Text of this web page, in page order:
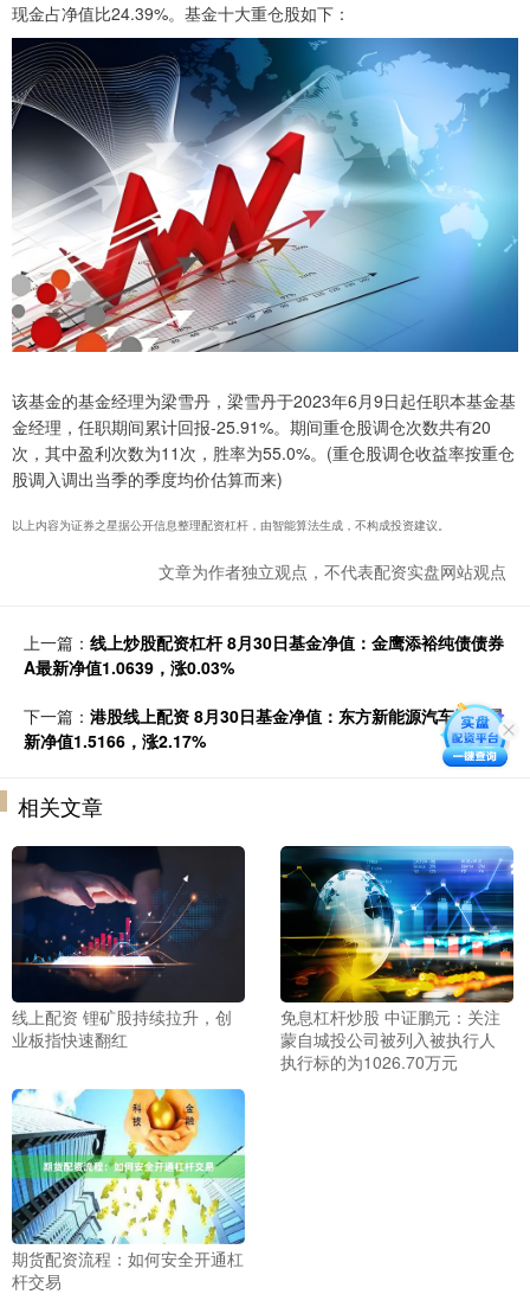
现金占净值比24.39%。基金十大重仓股如下：
该基金的基金经理为梁雪丹，梁雪丹于2023年6月9日起任职本基金基
金经理，任职期间累计回报-25.91%。期间重仓股调仓次数共有20
次，其中盈利次数为11次，胜率为55.0%。(重仓股调仓收益率按重仓
股调入调出当季的季度均价估算而来)
以上内容为证券之星据公开信息整理配资杠杆，由智能算法生成，不构成投资建议。
文章为作者独立观点，不代表配资实盘网站观点
上一篇： 线上炒股配资杠杆 8月30日基金净值：金鹰添裕纯债债券
A最新净值1.0639，涨0.03%
下一篇： 港股线上配资 8月30日基金净值：东方新能源汽车混合最
新净值1.5166，涨2.17%
相关文章
线上配资 锂矿股持续拉升，创
业板指快速翻红
免息杠杆炒股 中证鹏元：关注
蒙自城投公司被列入被执行人
执行标的为1026.70万元
期货配资流程：如何安全开通杠
杆交易